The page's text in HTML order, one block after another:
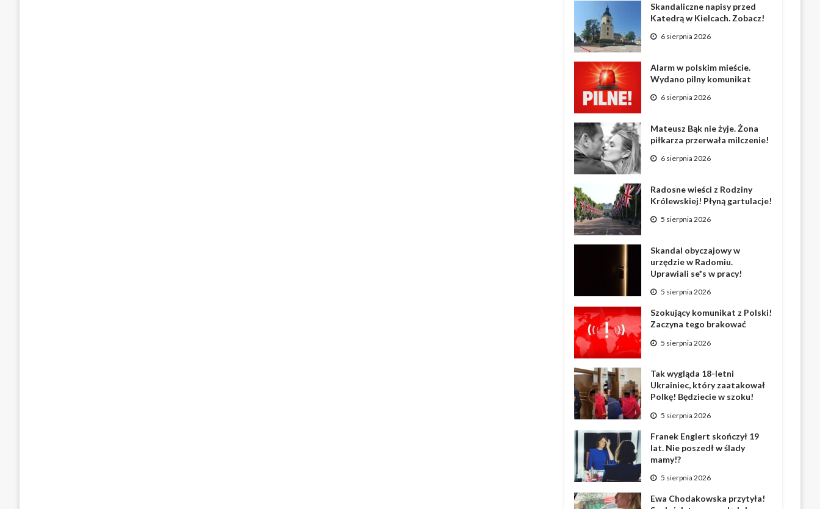
Skandaliczne napisy przed
Katedrą w Kielcach. Zobacz!
6 sierpnia 2026
Alarm w polskim mieście.
Wydano pilny komunikat
6 sierpnia 2026
Mateusz Bąk nie żyje. Żona
piłkarza przerwała milczenie!
6 sierpnia 2026
Radosne wieści z Rodziny
Królewskiej! Płyną gartulacje!
5 sierpnia 2026
Skandal obyczajowy w
urzędzie w Radomiu.
Uprawiali se*s w pracy!
5 sierpnia 2026
Szokujący komunikat z Polski!
Zaczyna tego brakować
5 sierpnia 2026
Tak wygląda 18-letni
Ukrainiec, który zaatakował
Polkę! Będziecie w szoku!
5 sierpnia 2026
Franek Englert skończył 19
lat. Nie poszedł w ślady
mamy!?
5 sierpnia 2026
Ewa Chodakowska przytyła!